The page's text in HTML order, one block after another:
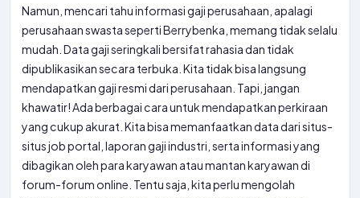
Namun, mencari tahu informasi gaji perusahaan, apalagi
perusahaan swasta seperti Berrybenka, memang tidak selalu
mudah. Data gaji seringkali bersifat rahasia dan tidak
dipublikasikan secara terbuka. Kita tidak bisa langsung
mendapatkan gaji resmi dari perusahaan. Tapi, jangan
khawatir! Ada berbagai cara untuk mendapatkan perkiraan
yang cukup akurat. Kita bisa memanfaatkan data dari situs-
situs job portal, laporan gaji industri, serta informasi yang
dibagikan oleh para karyawan atau mantan karyawan di
forum-forum online. Tentu saja, kita perlu mengolah